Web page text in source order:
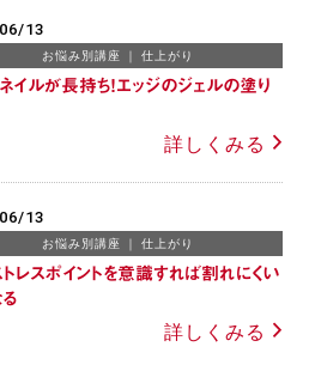
13
お悩み別講座 仕上がり
イルが長持ち！エッジのジェルの塗り
詳しくみる
13
お悩み別講座 仕上がり
レスポイントを意識すれば割れにくい
詳しくみる